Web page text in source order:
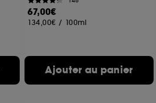
67,00€
134,00€ / 100ml
Ajouter au panier